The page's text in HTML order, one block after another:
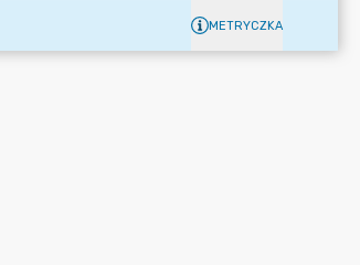
METRYCZKA